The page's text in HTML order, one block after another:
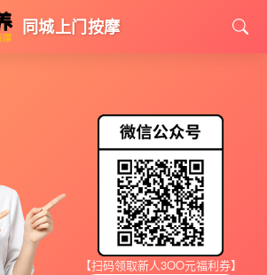
同城上门按摩
【扫码领取新人3OO元福利券】